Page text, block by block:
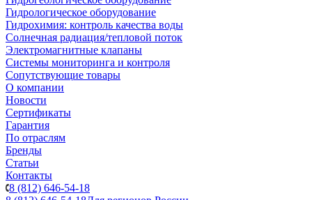
Гидрологическое оборудование
Гидрохимия: контроль качества воды
Солнечная радиация/тепловой поток
Электромагнитные клапаны
Системы мониторинга и контроля
Сопутствующие товары
О компании
Новости
Сертификаты
Гарантия
По отраслям
Бренды
Статьи
Контакты
8 (812) 646-54-18